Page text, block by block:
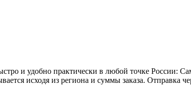
и удобно практически в любой точке России:
исходя из региона и суммы заказа. Отправка